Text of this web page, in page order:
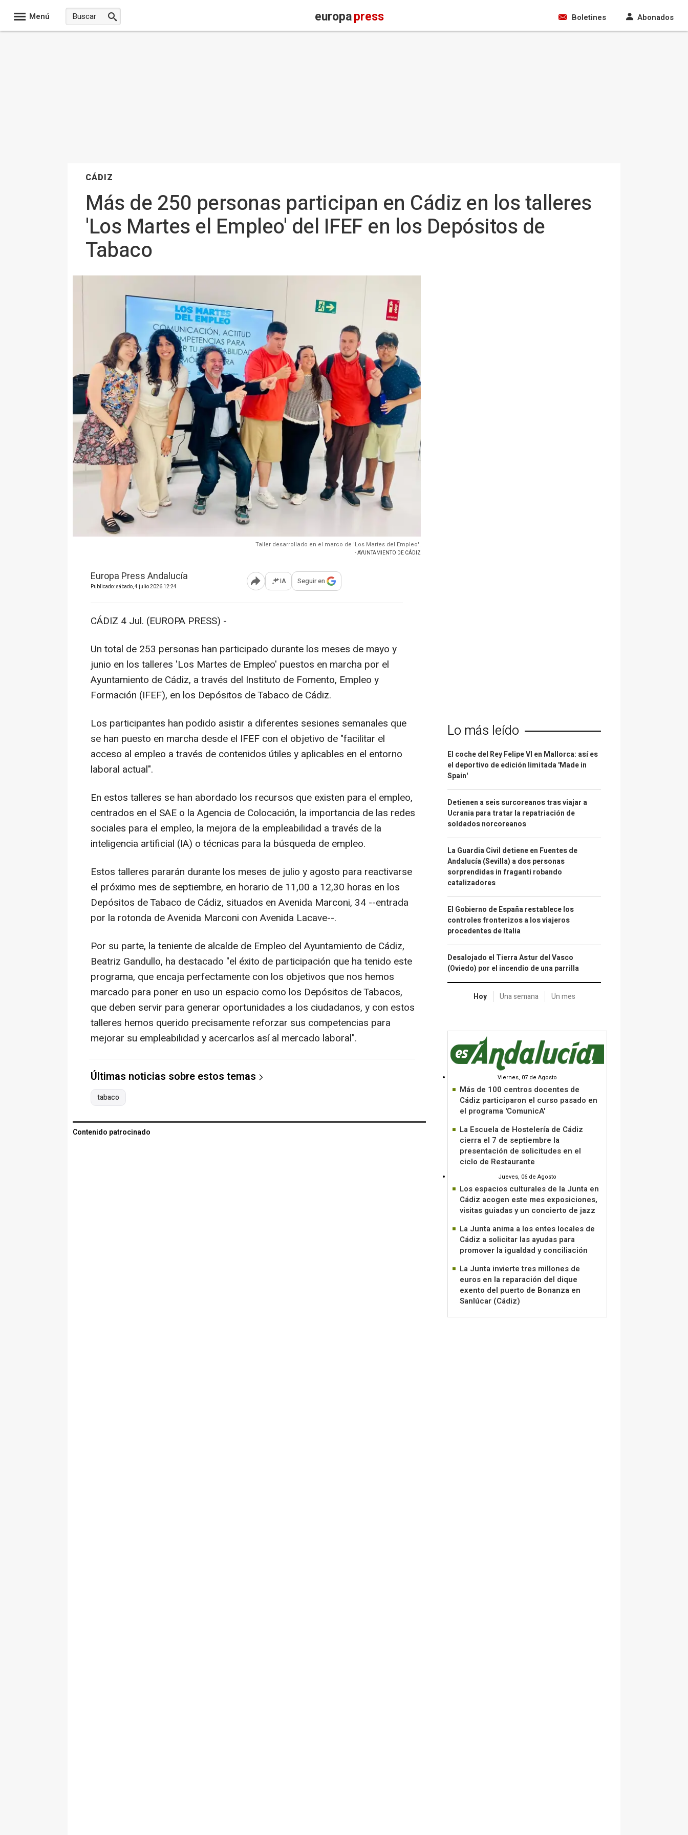
Menú europapress Boletines Abonados
CÁDIZ
Más de 250 personas participan en Cádiz en los talleres
'Los Martes el Empleo' del IFEF en los Depósitos de
Tabaco
Taller desarrollado en el marco de 'Los Martes del Empleo'.
- AYUNTAMIENTO DE CÁDIZ
Europa Press Andalucía
Publicado: sábado, 4 julio 2026 12:24 Abrir opciones para compartir
IA Seguir en
CÁDIZ 4 Jul. (EUROPA PRESS) -
Un total de 253 personas han participado durante los meses de mayo y
junio en los talleres 'Los Martes de Empleo' puestos en marcha por el
Ayuntamiento de Cádiz, a través del Instituto de Fomento, Empleo y
Formación (IFEF), en los Depósitos de Tabaco de Cádiz.
Los participantes han podido asistir a diferentes sesiones semanales que
se han puesto en marcha desde el IFEF con el objetivo de "facilitar el
acceso al empleo a través de contenidos útiles y aplicables en el entorno
laboral actual".
En estos talleres se han abordado los recursos que existen para el empleo,
centrados en el SAE o la Agencia de Colocación, la importancia de las redes
sociales para el empleo, la mejora de la empleabilidad a través de la
inteligencia artificial (IA) o técnicas para la búsqueda de empleo.
Estos talleres pararán durante los meses de julio y agosto para reactivarse
el próximo mes de septiembre, en horario de 11,00 a 12,30 horas en los
Depósitos de Tabaco de Cádiz, situados en Avenida Marconi, 34 --entrada
por la rotonda de Avenida Marconi con Avenida Lacave--.
Por su parte, la teniente de alcalde de Empleo del Ayuntamiento de Cádiz,
Beatriz Gandullo, ha destacado "el éxito de participación que ha tenido este
programa, que encaja perfectamente con los objetivos que nos hemos
marcado para poner en uso un espacio como los Depósitos de Tabacos,
que deben servir para generar oportunidades a los ciudadanos, y con estos
talleres hemos querido precisamente reforzar sus competencias para
mejorar su empleabilidad y acercarlos así al mercado laboral".
Últimas noticias sobre estos temas
tabaco
Contenido patrocinado
Lo más leído
El coche del Rey Felipe VI en Mallorca: así es
el deportivo de edición limitada 'Made in
Spain'
Detienen a seis surcoreanos tras viajar a
Ucrania para tratar la repatriación de
soldados norcoreanos
La Guardia Civil detiene en Fuentes de
Andalucía (Sevilla) a dos personas
sorprendidas in fraganti robando
catalizadores
El Gobierno de España restablece los
controles fronterizos a los viajeros
procedentes de Italia
Desalojado el Tierra Astur del Vasco
(Oviedo) por el incendio de una parrilla
Hoy Una semana Un mes
Viernes, 07 de Agosto
Más de 100 centros docentes de
Cádiz participaron el curso pasado en
el programa 'ComunicA'
La Escuela de Hostelería de Cádiz
cierra el 7 de septiembre la
presentación de solicitudes en el
ciclo de Restaurante
Jueves, 06 de Agosto
Los espacios culturales de la Junta en
Cádiz acogen este mes exposiciones,
visitas guiadas y un concierto de jazz
La Junta anima a los entes locales de
Cádiz a solicitar las ayudas para
promover la igualdad y conciliación
La Junta invierte tres millones de
euros en la reparación del dique
exento del puerto de Bonanza en
Sanlúcar (Cádiz)